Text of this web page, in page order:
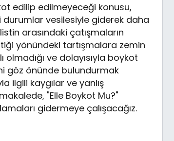
edilip edilmeyeceği konusu,
durumlar vesilesiyle giderek daha
arasındaki çatışmaların
yönündeki tartışmalara zemin
ve dolayısıyla boykot
göz önünde bulundurmak
ilgili kaygılar ve yanlış
"Elle Boykot Mu?"
gidermeye çalışacağız.